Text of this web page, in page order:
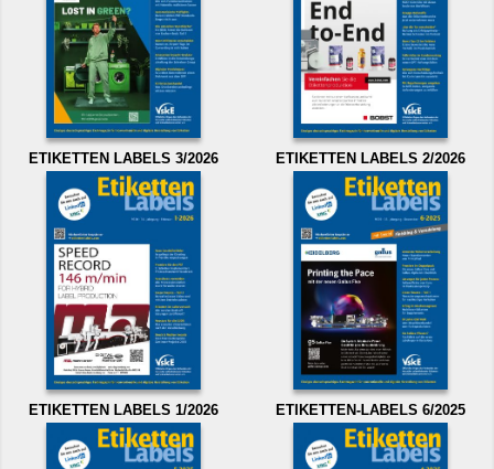
ETIKETTEN LABELS 3/2026 ETIKETTEN LABELS 2/2026
ETIKETTEN LABELS 1/2026 ETIKETTEN-LABELS 6/2025